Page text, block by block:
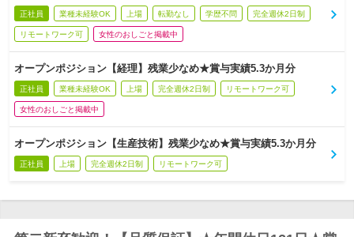
正社員 業種未経験OK 上場 転勤なし 学歴不問 完全週休2日制
リモートワーク可 女性のおしごと掲載中
オープンポジション【経理】残業少なめ★賞与実績5.3か月分
正社員 業種未経験OK 上場 完全週休2日制 リモートワーク可
女性のおしごと掲載中
オープンポジション【生産技術】残業少なめ★賞与実績5.3か月分
正社員 上場 完全週休2日制 リモートワーク可